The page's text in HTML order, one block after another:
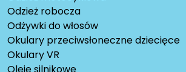
Odzież robocza
Odżywki do włosów
Okulary przeciwsłoneczne dziecięce
Okulary VR